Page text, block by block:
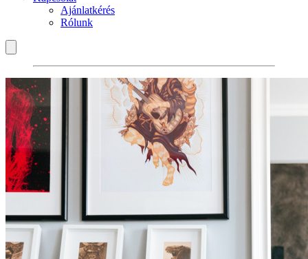
Ajánlatkérés
Rólunk